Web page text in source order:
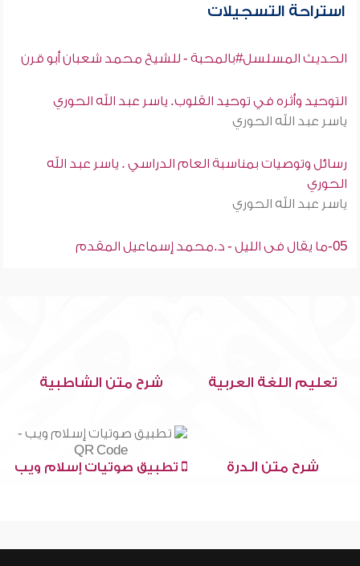
استراحة التسجيلات
الحديث المسلسل#بالمحبة - للشيخ محمد شعبان أبو قرن
التوحيد وأثره في توحيد القلوب. ياسر عبد الله الحوري
ياسر عبد الله الحوري
رسائل وتوصيات بمناسبة العام الدراسي . ياسر عبد الله
الحوري
ياسر عبد الله الحوري
05-ما يقال فى الليل - د.محمد إسماعيل المقدم
تعليم اللغة العربية شرح متن الشاطبية
شرح متن الدرة تطبيق صوتيات إسلام ويب